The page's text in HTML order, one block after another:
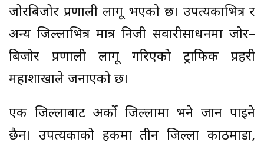
जोरबिजोर प्रणाली लागू भएको छ। उपत्यकाभित्र र
अन्य जिल्लाभित्र मात्र निजी सवारीसाधनमा जोर–
बिजोर प्रणाली लागू गरिएको ट्राफिक प्रहरी
महाशाखाले जनाएको छ।
एक जिल्लाबाट अर्को जिल्लामा भने जान पाइने
छैन। उपत्यकाको हकमा तीन जिल्ला काठमाडौं,